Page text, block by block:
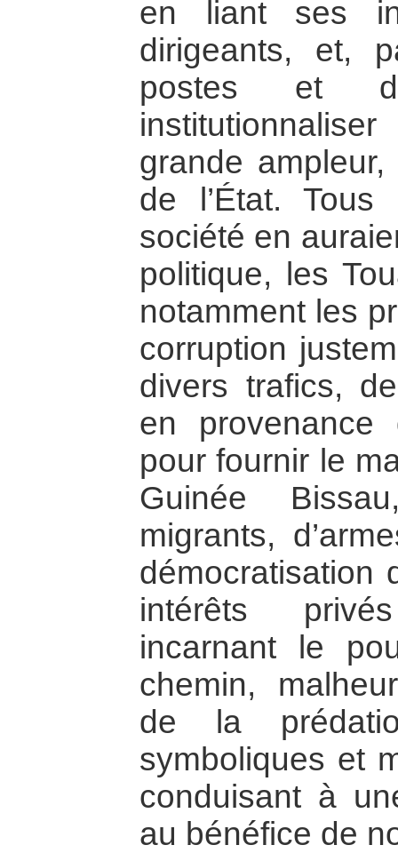
en liant ses
dirigeants, et,
postes et
grande
de l’État.
société en
politique, les
notamment les
corruption
divers trafics,
en provenance
pour fournir le
Guinée
migrants,
démocratisation
intérêts
incarnant le
chemin,
de la
symboliques et
conduisant à
au bénéfice de